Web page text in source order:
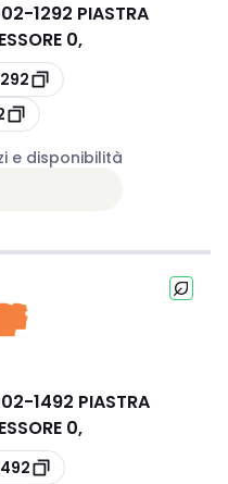
1292 PIASTRA
0,
e disponibilità
1492 PIASTRA
0,